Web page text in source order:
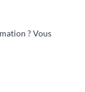
? Vous